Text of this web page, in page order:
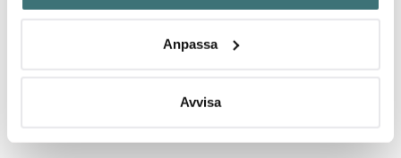
Identifiera din enhet genom att aktivt skanna den för
Ta reda på mer om hur dina personliga uppgifter
Du kan ändra eller dra tillbaka ditt samtycke när som
Anpassa
Avvisa